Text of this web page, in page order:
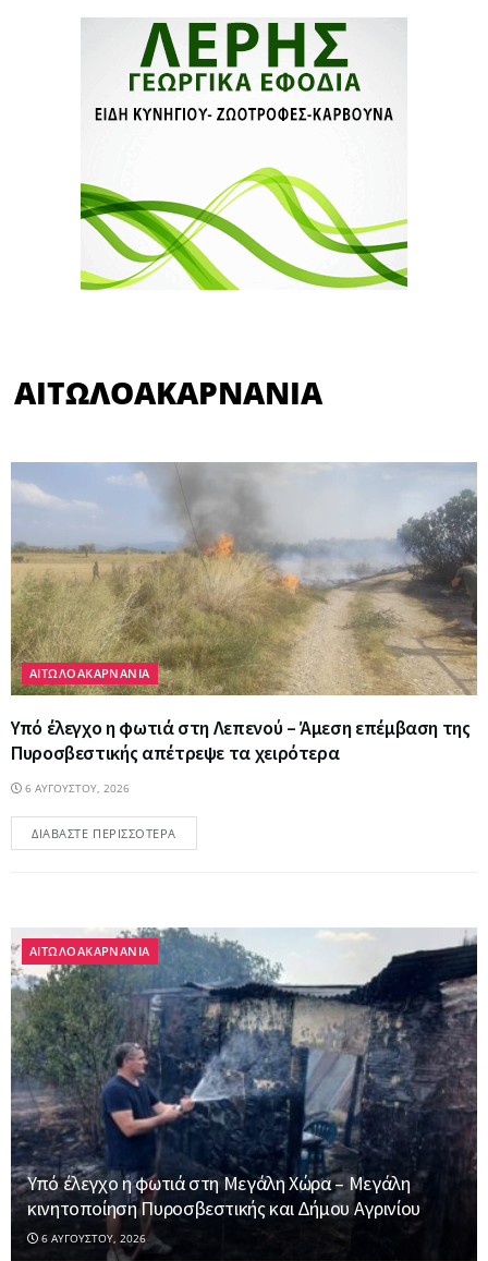
ΑΙΤΩΛΟΑΚΑΡΝΑΝΙΑ
ΑΙΤΩΛΟΑΚΑΡΝΑΝΙΑ
Υπό έλεγχο η φωτιά στη Λεπενού – Άμεση επέμβαση της
Πυροσβεστικής απέτρεψε τα χειρότερα
6 ΑΥΓΟΎΣΤΟΥ, 2026
ΔΙΑΒΆΣΤΕ ΠΕΡΙΣΣΌΤΕΡΑ
ΑΙΤΩΛΟΑΚΑΡΝΑΝΙΑ
Υπό έλεγχο η φωτιά στη Μεγάλη Χώρα – Μεγάλη
κινητοποίηση Πυροσβεστικής και Δήμου Αγρινίου
6 ΑΥΓΟΎΣΤΟΥ, 2026